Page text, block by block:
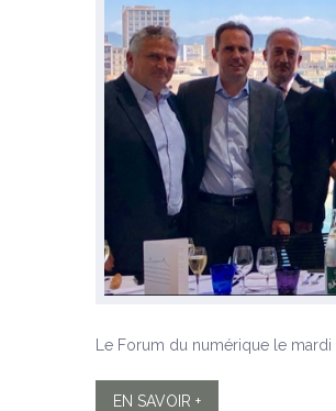
Le Forum du numérique le mardi
EN SAVOIR +